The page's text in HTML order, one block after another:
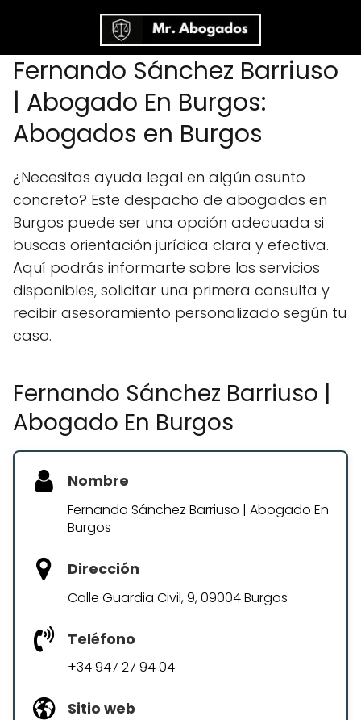
Fernando Sánchez Barriuso
| Abogado En Burgos:
Abogados en Burgos
¿Necesitas ayuda legal en algún asunto
concreto? Este despacho de abogados en
Burgos puede ser una opción adecuada si
buscas orientación jurídica clara y efectiva.
Aquí podrás informarte sobre los servicios
disponibles, solicitar una primera consulta y
recibir asesoramiento personalizado según tu
caso.
Fernando Sánchez Barriuso |
Abogado En Burgos
Nombre
Fernando Sánchez Barriuso | Abogado En
Burgos
Dirección
Calle Guardia Civil, 9, 09004 Burgos
Teléfono
+34 947 27 94 04
Sitio web